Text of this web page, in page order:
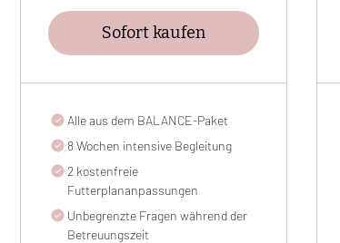
Sofort kaufen
Alle aus dem BALANCE-Paket
8 Wochen intensive Begleitung
2 kostenfreie
Futterplananpassungen
Unbegrenzte Fragen während der
Betreuungszeit